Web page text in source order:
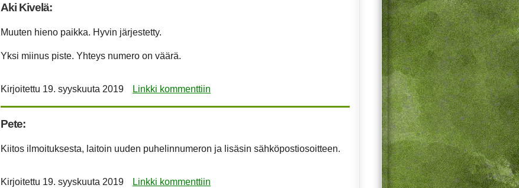
Aki Kivelä:
Muuten hieno paikka. Hyvin järjestetty.
Yksi miinus piste. Yhteys numero on väärä.
Kirjoitettu 19. syyskuuta 2019 Linkki kommenttiin
Pete:
Kiitos ilmoituksesta, laitoin uuden puhelinnumeron ja lisäsin sähköpostiosoitteen.
Kirjoitettu 19. syyskuuta 2019 Linkki kommenttiin